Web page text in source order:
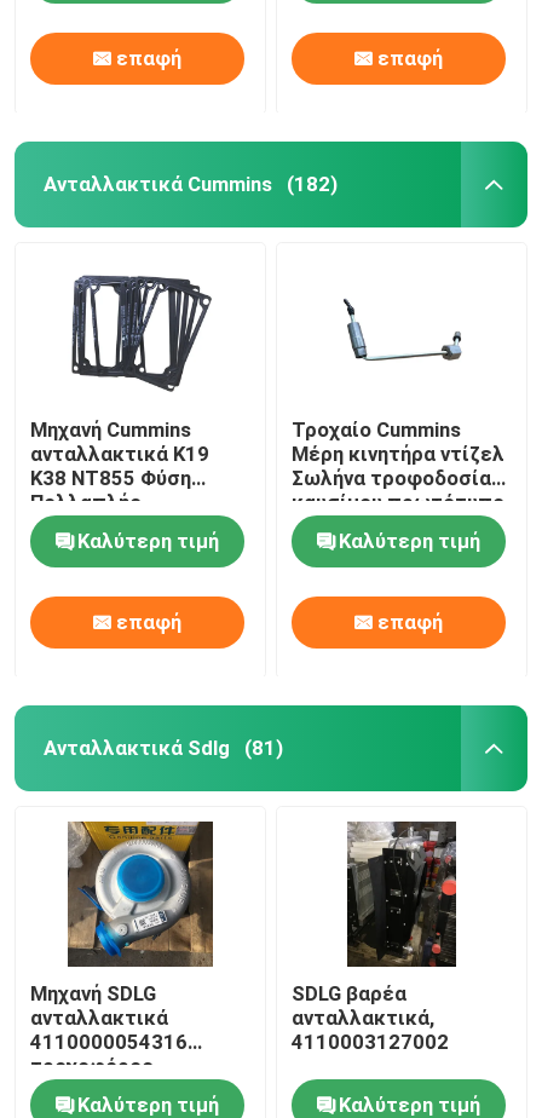
επαφή επαφή
Ανταλλακτικά Cummins (182)
Μηχανή Cummins
ανταλλακτικά K19
K38 NT855 Φύση
Πολλαπλής
Συστάσεως 3637396
Καλύτερη τιμή
επαφή
Τροχαίο Cummins
Μέρη κινητήρα ντίζελ
Σωλήνα τροφοδοσίας
καυσίμου πρωτότυπο
3696203
Καλύτερη τιμή
επαφή
Ανταλλακτικά Sdlg (81)
Μηχανή SDLG
ανταλλακτικά
4110000054316
τροχοφόρος
τουρμποφόρος
Καλύτερη τιμή
SDLG βαρέα
ανταλλακτικά,
4110003127002
Καλύτερη τιμή